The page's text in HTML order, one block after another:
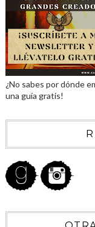
¿No sabes por dónde
una guía gratis!